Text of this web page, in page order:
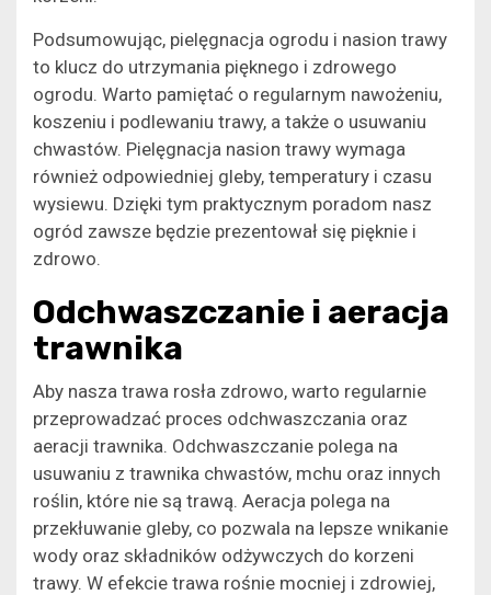
Podsumowując, pielęgnacja ogrodu i nasion trawy
to klucz do utrzymania pięknego i zdrowego
ogrodu. Warto pamiętać o regularnym nawożeniu,
koszeniu i podlewaniu trawy, a także o usuwaniu
chwastów. Pielęgnacja nasion trawy wymaga
również odpowiedniej gleby, temperatury i czasu
wysiewu. Dzięki tym praktycznym poradom nasz
ogród zawsze będzie prezentował się pięknie i
zdrowo.
Odchwaszczanie i aeracja
trawnika
Aby nasza trawa rosła zdrowo, warto regularnie
przeprowadzać proces odchwaszczania oraz
aeracji trawnika. Odchwaszczanie polega na
usuwaniu z trawnika chwastów, mchu oraz innych
roślin, które nie są trawą. Aeracja polega na
przekłuwanie gleby, co pozwala na lepsze wnikanie
wody oraz składników odżywczych do korzeni
trawy. W efekcie trawa rośnie mocniej i zdrowiej,